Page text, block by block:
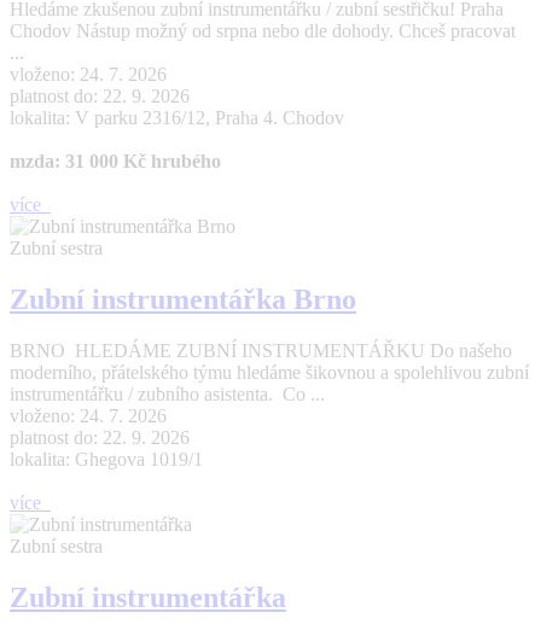
Hledáme zkušenou zubní instrumentářku / zubní sestřičku! Praha
Chodov Nástup možný od srpna nebo dle dohody. Chceš pracovat
...
vloženo: 24. 7. 2026
platnost do: 22. 9. 2026
lokalita: V parku 2316/12, Praha 4. Chodov
mzda: 31 000 Kč hrubého
více
Zubní sestra
Zubní instrumentářka Brno
BRNO HLEDÁME ZUBNÍ INSTRUMENTÁŘKU Do našeho
moderního, přátelského týmu hledáme šikovnou a spolehlivou zubní
instrumentářku / zubního asistenta. Co ...
vloženo: 24. 7. 2026
platnost do: 22. 9. 2026
lokalita: Ghegova 1019/1
více
Zubní sestra
Zubní instrumentářka